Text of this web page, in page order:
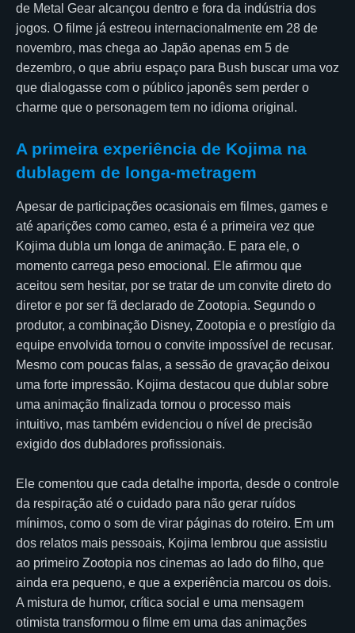
de Metal Gear alcançou dentro e fora da indústria dos
jogos. O filme já estreou internacionalmente em 28 de
novembro, mas chega ao Japão apenas em 5 de
dezembro, o que abriu espaço para Bush buscar uma voz
que dialogasse com o público japonês sem perder o
charme que o personagem tem no idioma original.
A primeira experiência de Kojima na
dublagem de longa-metragem
Apesar de participações ocasionais em filmes, games e
até aparições como cameo, esta é a primeira vez que
Kojima dubla um longa de animação. E para ele, o
momento carrega peso emocional. Ele afirmou que
aceitou sem hesitar, por se tratar de um convite direto do
diretor e por ser fã declarado de Zootopia. Segundo o
produtor, a combinação Disney, Zootopia e o prestígio da
equipe envolvida tornou o convite impossível de recusar.
Mesmo com poucas falas, a sessão de gravação deixou
uma forte impressão. Kojima destacou que dublar sobre
uma animação finalizada tornou o processo mais
intuitivo, mas também evidenciou o nível de precisão
exigido dos dubladores profissionais.
Ele comentou que cada detalhe importa, desde o controle
da respiração até o cuidado para não gerar ruídos
mínimos, como o som de virar páginas do roteiro. Em um
dos relatos mais pessoais, Kojima lembrou que assistiu
ao primeiro Zootopia nos cinemas ao lado do filho, que
ainda era pequeno, e que a experiência marcou os dois.
A mistura de humor, crítica social e uma mensagem
otimista transformou o filme em uma das animações